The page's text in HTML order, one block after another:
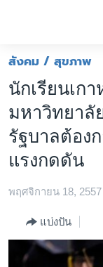
ต่อ
ข้าม
ไป
เนื้อหา
หลัก
ข้าม
ไป
ไป
โลก
เอเชีย
สหรัฐฯ
ธุรกิจ
วิทยาศาสตร์
สังคมและสุขภาพ
สังคม / สุขภาพ
นักเรียนเก
มหาวิทยาลั
รัฐบาลต้อง
แรงกดดัน
พฤศจิกายน 18, 2557
แบ่งปัน